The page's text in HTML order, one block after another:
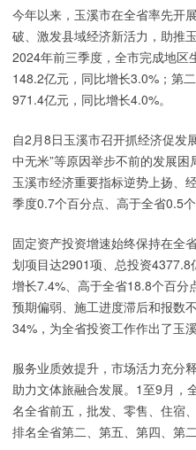
今年以来，玉溪市在全省率先开
破、激发县域经济新活力，助推
2024年前三季度，全市完成地区
148.2亿元，同比增长3.0%；第
971.4亿元，同比增长4.0%。
自2月8日玉溪市召开抓经济促发
中无米”等原因举步不前的发展
玉溪市经济重要指标逆势上扬、
季度0.7个百分点、高于全省0.5
固定资产投资增速始终保持在全
划项目达2901项、总投资
增长7.4%、高于全省18.8个百分
预期偏弱、施工进度滞后和报数
34%，为全省投资工作作出了玉溪
服务业质效提升，市场活力充分
助力文体旅融合发展。1至9月，
名全省前五，批发、零售、住宿
排名全省第二、第五、第四、第二